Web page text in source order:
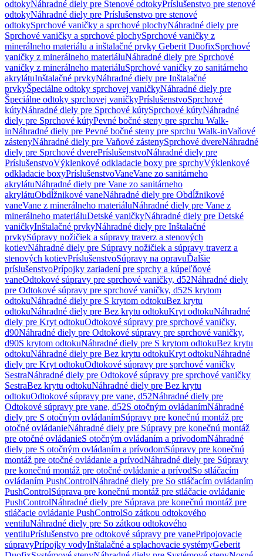
odtokyNáhradné diely pre Stenové odtokyPríslušenstvo pre stenové
odtokyNáhradné diely pre Príslušenstvo pre stenové
odtokySprchové vaničky a sprchové plochyNáhradné diely pre
Sprchové vaničky a sprchové plochySprchové vaničky z
minerálneho materiálu a inštalačné prvky Geberit DuofixSprchové
vaničky z minerálneho materiáluNáhradné diely pre Sprchové
vaničky z minerálneho materiáluSprchové vaničky zo sanitárneho
akrylátuInštalačné prvkyNáhradné diely pre Inštalačné
prvkyŠpeciálne odtoky sprchovej vaničkyNáhradné diely pre
Špeciálne odtoky sprchovej vaničkyPríslušenstvoSprchové
kútyNáhradné diely pre Sprchové kútySprchové kútyNáhradné
diely pre Sprchové kútyPevné bočné steny pre sprchu Walk-
inNáhradné diely pre Pevné bočné steny pre sprchu Walk-inVaňové
zástenyNáhradné diely pre Vaňové zástenySprchové dvereNáhradné
diely pre Sprchové dverePríslušenstvoNáhradné diely pre
PríslušenstvoVýklenkové odkladacie boxy pre sprchyVýklenkové
odkladacie boxyPríslušenstvoVaneVane zo sanitárneho
akrylátuNáhradné diely pre Vane zo sanitárneho
akrylátuObdĺžnikové vaneNáhradné diely pre Obdĺžnikové
vaneVane z minerálneho materiáluNáhradné diely pre Vane z
minerálneho materiáluDetské vaničkyNáhradné diely pre Detské
vaničkyInštalačné prvkyNáhradné diely pre Inštalačné
prvkySúpravy nožičiek a súpravy traverz a stenových
kotievNáhradné diely pre Súpravy nožičiek a súpravy traverz a
stenových kotievPríslušenstvoSúpravy na opravuĎalšie
príslušenstvoPrípojky zariadení pre sprchy a kúpeľňové
vaneOdtokové súpravy pre sprchové vaničky, d52Náhradné diely
pre Odtokové súpravy pre sprchové vaničky, d52S krytom
odtokuNáhradné diely pre S krytom odtokuBez krytu
odtokuNáhradné diely pre Bez krytu odtokuKryt odtokuNáhradné
diely pre Kryt odtokuOdtokové súpravy pre sprchové vaničky,
d90Náhradné diely pre Odtokové súpravy pre sprchové vaničky,
d90S krytom odtokuNáhradné diely pre S krytom odtokuBez krytu
odtokuNáhradné diely pre Bez krytu odtokuKryt odtokuNáhradné
diely pre Kryt odtokuOdtokové súpravy pre sprchové vaničky
SestraNáhradné diely pre Odtokové súpravy pre sprchové vaničky
SestraBez krytu odtokuNáhradné diely pre Bez krytu
odtokuOdtokové súpravy pre vane, d52Náhradné diely pre
Odtokové súpravy pre vane, d52S otočným ovládanímNáhradné
diely pre S otočným ovládanímSúpravy pre konečnú montáž pre
otočné ovládanieNáhradné diely pre Súpravy pre konečnú montáž
pre otočné ovládanieS otočným ovládaním a prívodomNáhradné
diely pre S otočným ovládaním a prívodomSúpravy pre konečnú
montáž pre otočné ovládanie a prívodNáhradné diely pre Súpravy
pre konečnú montáž pre otočné ovládanie a prívodSo stláčacím
ovládaním PushControlNáhradné diely pre So stláčacím ovládaním
PushControlSúprava pre konečnú montáž pre stláčacie ovládanie
PushControlNáhradné diely pre Súprava pre konečnú montáž pre
stláčacie ovládanie PushControlSo zátkou odtokového
ventiluNáhradné diely pre So zátkou odtokového
ventiluPríslušenstvo pre odtokové súpravy pre vanePripojovacie
súpravyPrípojky vodyInštalačné a splachovacie systémyGeberit